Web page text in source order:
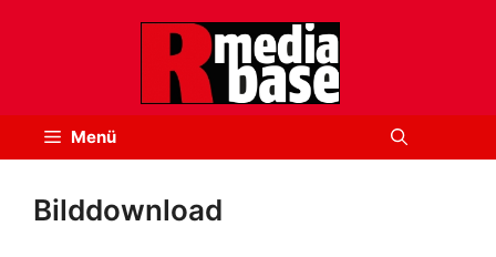
Menü
Bilddownload